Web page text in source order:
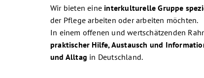
Wir bieten eine interkulturelle Gruppe
der Pflege arbeiten oder arbeiten möchten.
In einem offenen und wertschätzenden
praktischer Hilfe, Austausch und
und Alltag in Deutschland.